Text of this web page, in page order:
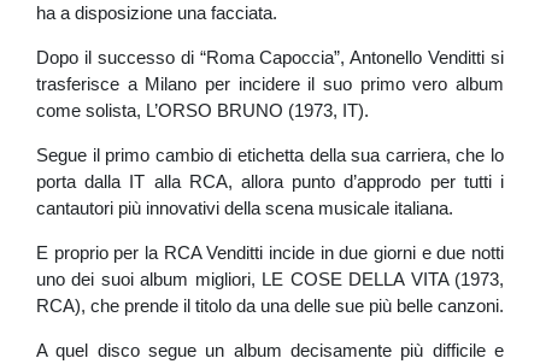
ha a disposizione una facciata.
Dopo il successo di “Roma Capoccia”, Antonello Venditti si
trasferisce a Milano per incidere il suo primo vero album
come solista, L’ORSO BRUNO (1973, IT).
Segue il primo cambio di etichetta della sua carriera, che lo
porta dalla IT alla RCA, allora punto d’approdo per tutti i
cantautori più innovativi della scena musicale italiana.
E proprio per la RCA Venditti incide in due giorni e due notti
uno dei suoi album migliori, LE COSE DELLA VITA (1973,
RCA), che prende il titolo da una delle sue più belle canzoni.
A quel disco segue un album decisamente più difficile e